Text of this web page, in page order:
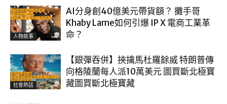
人物故事
AI分身創40億美元帶貨額？ 攤手哥
Khaby Lame如何引爆 IP X 電商工業革
命？
社會熱話
【銀彈吞併】挾擒馬杜羅餘威 特朗普傳
向格陵蘭每人派10萬美元 圖買斷北極寶
藏圖買斷北極寶藏